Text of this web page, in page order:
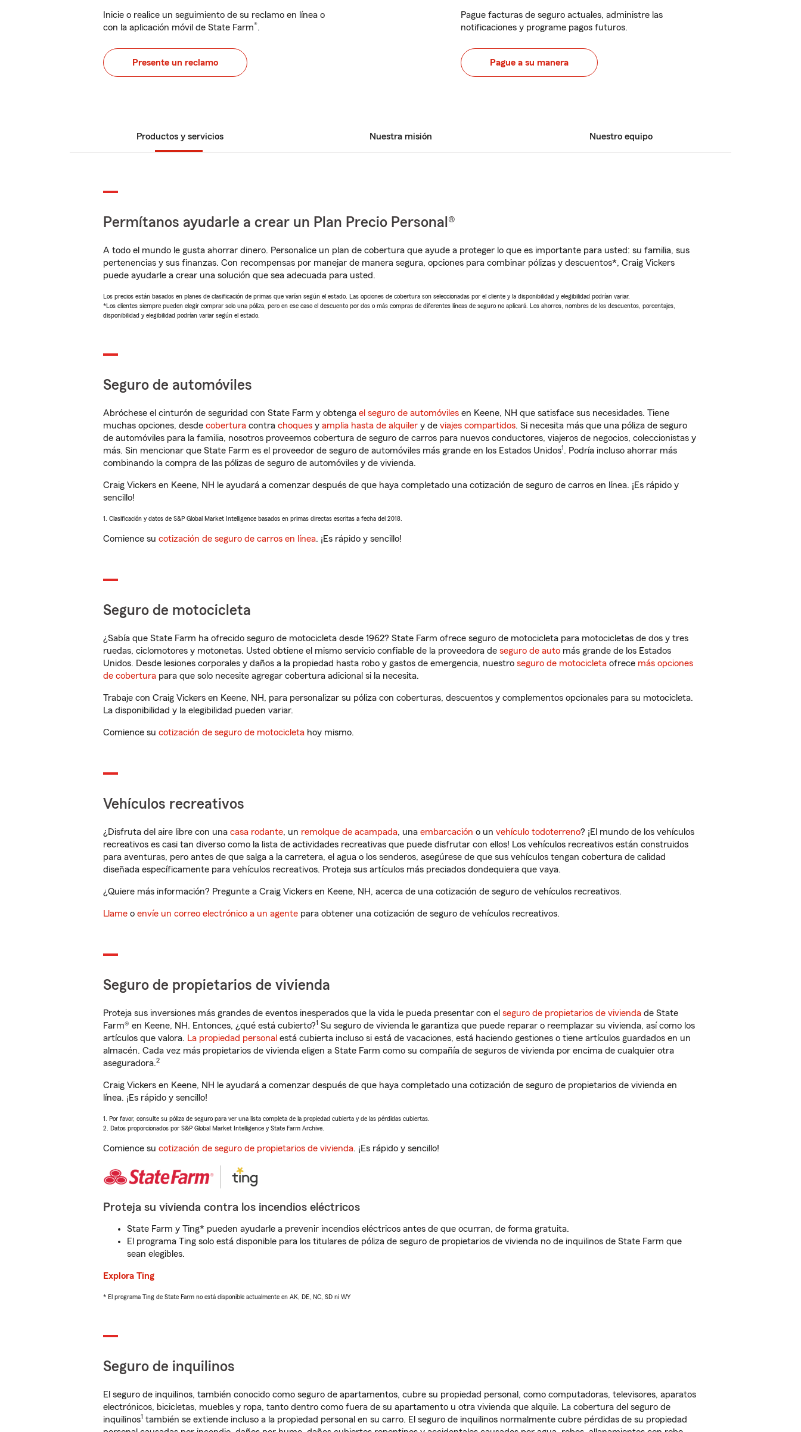
Inicie o realice un seguimiento de su reclamo en línea o
con la aplicación móvil de State Farm®.
Presente un reclamo
Pague facturas de seguro actuales, administre las
notificaciones y programe pagos futuros.
Pague a su manera
Productos y servicios Nuestra misión Nuestro equipo
Permítanos ayudarle a crear un Plan Precio Personal®
A todo el mundo le gusta ahorrar dinero. Personalice un plan de cobertura que ayude a proteger lo que es importante para usted: su familia, sus
pertenencias y sus finanzas. Con recompensas por manejar de manera segura, opciones para combinar pólizas y descuentos*, Craig Vickers
puede ayudarle a crear una solución que sea adecuada para usted.
Los precios están basados en planes de clasificación de primas que varían según el estado. Las opciones de cobertura son seleccionadas por el cliente y la disponibilidad y elegibilidad podrían variar.
*Los clientes siempre pueden elegir comprar solo una póliza, pero en ese caso el descuento por dos o más compras de diferentes líneas de seguro no aplicará. Los ahorros, nombres de los descuentos, porcentajes,
disponibilidad y elegibilidad podrían variar según el estado.
Seguro de automóviles
Abróchese el cinturón de seguridad con State Farm y obtenga el seguro de automóviles en Keene, NH que satisface sus necesidades. Tiene
muchas opciones, desde cobertura contra choques y amplia hasta de alquiler y de viajes compartidos. Si necesita más que una póliza de seguro
de automóviles para la familia, nosotros proveemos cobertura de seguro de carros para nuevos conductores, viajeros de negocios, coleccionistas y
más. Sin mencionar que State Farm es el proveedor de seguro de automóviles más grande en los Estados Unidos1. Podría incluso ahorrar más
combinando la compra de las pólizas de seguro de automóviles y de vivienda.
Craig Vickers en Keene, NH le ayudará a comenzar después de que haya completado una cotización de seguro de carros en línea. ¡Es rápido y
sencillo!
1. Clasificación y datos de S&P Global Market Intelligence basados en primas directas escritas a fecha del 2018.
Comience su cotización de seguro de carros en línea. ¡Es rápido y sencillo!
Seguro de motocicleta
¿Sabía que State Farm ha ofrecido seguro de motocicleta desde 1962? State Farm ofrece seguro de motocicleta para motocicletas de dos y tres
ruedas, ciclomotores y motonetas. Usted obtiene el mismo servicio confiable de la proveedora de seguro de auto más grande de los Estados
Unidos. Desde lesiones corporales y daños a la propiedad hasta robo y gastos de emergencia, nuestro seguro de motocicleta ofrece más opciones
de cobertura para que solo necesite agregar cobertura adicional si la necesita.
Trabaje con Craig Vickers en Keene, NH, para personalizar su póliza con coberturas, descuentos y complementos opcionales para su motocicleta.
La disponibilidad y la elegibilidad pueden variar.
Comience su cotización de seguro de motocicleta hoy mismo.
Vehículos recreativos
¿Disfruta del aire libre con una casa rodante, un remolque de acampada, una embarcación o un vehículo todoterreno? ¡El mundo de los vehículos
recreativos es casi tan diverso como la lista de actividades recreativas que puede disfrutar con ellos! Los vehículos recreativos están construidos
para aventuras, pero antes de que salga a la carretera, el agua o los senderos, asegúrese de que sus vehículos tengan cobertura de calidad
diseñada específicamente para vehículos recreativos. Proteja sus artículos más preciados dondequiera que vaya.
¿Quiere más información? Pregunte a Craig Vickers en Keene, NH, acerca de una cotización de seguro de vehículos recreativos.
Llame o envíe un correo electrónico a un agente para obtener una cotización de seguro de vehículos recreativos.
Seguro de propietarios de vivienda
Proteja sus inversiones más grandes de eventos inesperados que la vida le pueda presentar con el seguro de propietarios de vivienda de State
Farm® en Keene, NH. Entonces, ¿qué está cubierto?1 Su seguro de vivienda le garantiza que puede reparar o reemplazar su vivienda, así como los
artículos que valora. La propiedad personal está cubierta incluso si está de vacaciones, está haciendo gestiones o tiene artículos guardados en un
almacén. Cada vez más propietarios de vivienda eligen a State Farm como su compañía de seguros de vivienda por encima de cualquier otra
aseguradora.2
Craig Vickers en Keene, NH le ayudará a comenzar después de que haya completado una cotización de seguro de propietarios de vivienda en
línea. ¡Es rápido y sencillo!
1. Por favor, consulte su póliza de seguro para ver una lista completa de la propiedad cubierta y de las pérdidas cubiertas.
2. Datos proporcionados por S&P Global Market Intelligence y State Farm Archive.
Comience su cotización de seguro de propietarios de vivienda. ¡Es rápido y sencillo!
Proteja su vivienda contra los incendios eléctricos
State Farm y Ting* pueden ayudarle a prevenir incendios eléctricos antes de que ocurran, de forma gratuita.
El programa Ting solo está disponible para los titulares de póliza de seguro de propietarios de vivienda no de inquilinos de State Farm que
sean elegibles.
Explora Ting
* El programa Ting de State Farm no está disponible actualmente en AK, DE, NC, SD ni WY
Seguro de inquilinos
El seguro de inquilinos, también conocido como seguro de apartamentos, cubre su propiedad personal, como computadoras, televisores, aparatos
electrónicos, bicicletas, muebles y ropa, tanto dentro como fuera de su apartamento u otra vivienda que alquile. La cobertura del seguro de
inquilinos1 también se extiende incluso a la propiedad personal en su carro. El seguro de inquilinos normalmente cubre pérdidas de su propiedad